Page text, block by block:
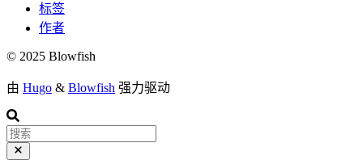
标签
作者
© 2025 Blowfish
由 Hugo & Blowfish 强力驱动